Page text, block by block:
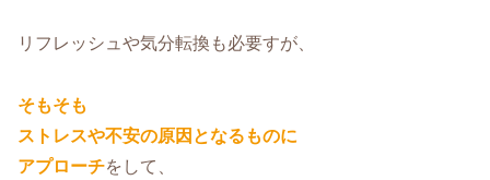
リフレッシュや気分転換も必要すが、
そもそも
ストレスや不安の原因となるものに
アプローチをして、